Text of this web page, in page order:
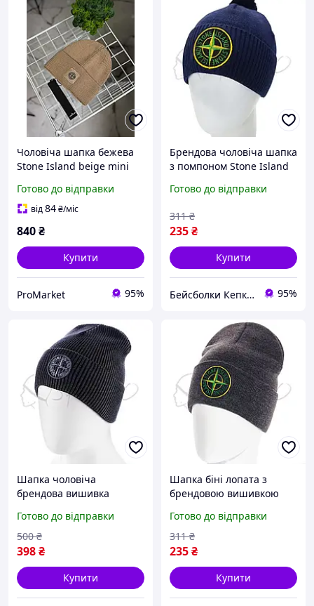
Чоловіча шапка бежева
Stone Island beige mini
Готово до відправки
від84₴/міс
840₴
Купити
ProMarket 95%
Брендова чоловіча шапка
з помпоном Stone Island
Готово до відправки
235₴
311 ₴
Купити
Бейсболки Кепки Шапки Аксесуари оптом со склада 95%
Шапка чоловіча
брендова вишивка
подвійна на манжет
Stone Island OTTR475
маренго
Готово до відправки
398₴
500 ₴
Купити
Шапка біні лопата з
брендовою вишивкою
Stone Island L20096
Темно-сірий
Готово до відправки
235₴
311 ₴
Купити